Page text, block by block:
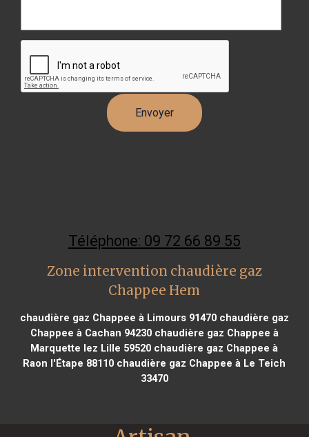
Téléphone: 09 72 66 89 55
Zone intervention chaudière gaz
Chappee Hem
chaudière gaz Chappee à Limours 91470chaudière gaz
Chappee à Cachan 94230chaudière gaz Chappee à
Marquette lez Lille 59520 chaudière gaz Chappee à
Raon l'Étape 88110 chaudière gaz Chappee à Le Teich
33470